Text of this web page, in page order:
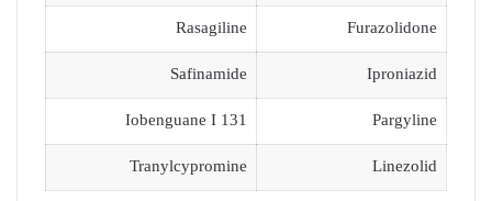
Furazolidone
Rasagiline
Iproniazid
Safinamide
Pargyline
Iobenguane I 131
Linezolid
Tranylcypromine